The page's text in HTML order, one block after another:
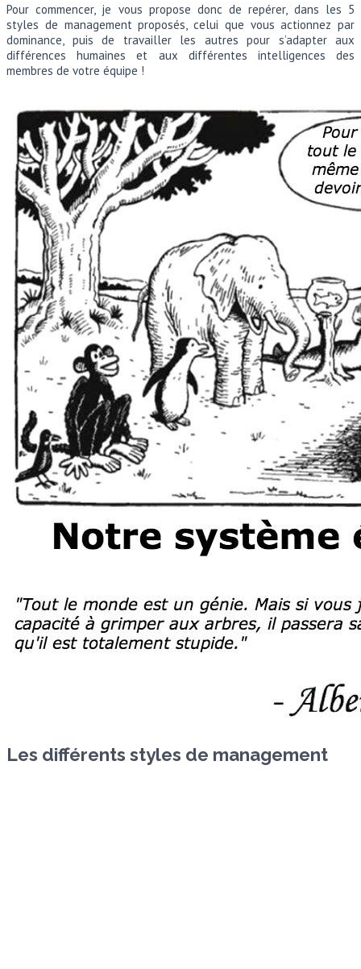
Pour commencer, je vous propose donc de repérer, dans les 5
styles de management proposés, celui que vous actionnez par
dominance, puis de travailler les autres pour s’adapter aux
différences humaines et aux différentes intelligences des
membres de votre équipe !
Les différents styles de management